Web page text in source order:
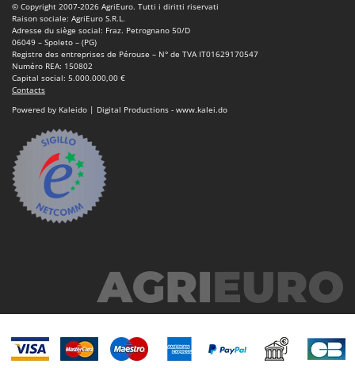
© Copyright 2007-2026 AgriEuro. Tutti i diritti riservati
Raison sociale: AgriEuro S.R.L.
Adresse du siège social: Fraz. Petrognano 50/D
06049 – Spoleto – (PG)
Registre des entreprises de Pérouse – N° de TVA IT01629170547
Numéro REA: 150802
Capital social: 5.000.000,00 €
Contacts
Powered by Kaleido | Digital Productions - www.kalei.do